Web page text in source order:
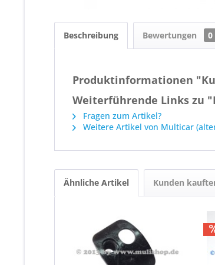
Beschreibung Bewertungen 0
Produktinformationen
Weiterführende Links zu
Fragen zum Artikel?
Weitere Artikel von Multicar
Ähnliche Artikel Kunden